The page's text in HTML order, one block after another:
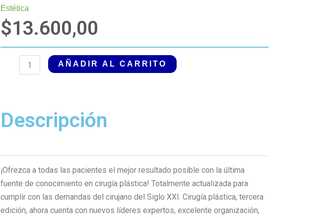
Estética
$13.600,00
Plástica
Edición.
Volumen
cantidad
AÑADIR AL CARRITO
Descripción
¡Ofrezca a todas las pacientes el mejor resultado posible con la última
fuente de conocimiento en cirugía plástica! Totalmente actualizada para
cumplir con las demandas del cirujano del Siglo XXI. Cirugía plástica, tercera
edición, ahora cuenta con nuevos líderes expertos, excelente organización,